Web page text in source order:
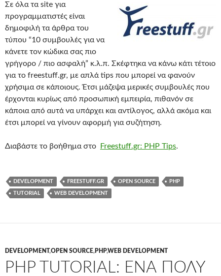
Σε όλα τα site για
προγραμματιστές είναι
δημοφιλή τα άρθρα του
τύπου “10 συμβουλές για να
κάνετε τον κώδικα σας πιο
γρήγορο / πιο ασφαλή” κ.λ.π. Σκέφτηκα να κάνω κάτι τέτοιο
για το freestuff.gr, με απλά tips που μπορεί να φανούν
χρήσιμα σε κάποιους. Έτσι μάζεψα μερικές συμβουλές που
έρχονται κυρίως από προσωπική εμπειρία, πιθανόν σε
κάποια από αυτά να υπάρχει και αντίλογος, αλλά ακόμα και
έτσι μπορεί να γίνουν αφορμή για συζήτηση.
Διαβάστε το βοήθημα στο Freestuff.gr: PHP Tips.
DEVELOPMENT FREESTUFF.GR OPEN SOURCE PHP
TUTORIAL WEB DEVELOPMENT
DEVELOPMENT,OPEN SOURCE,PHP,WEB DEVELOPMENT
PHP TUTORIAL: ΈΝΑ ΠΟΛΎ